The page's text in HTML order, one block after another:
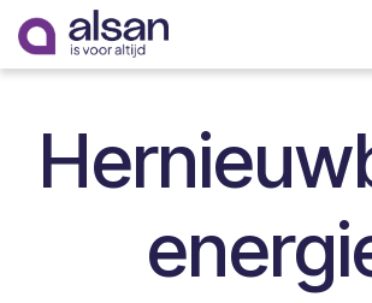
Overslaan naar inhoud